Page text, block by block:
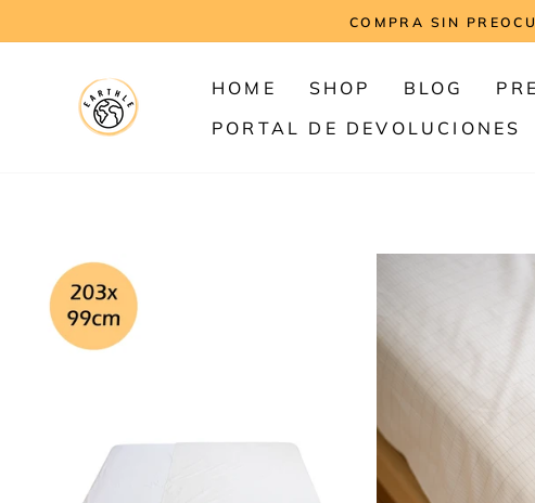
COMPRA SIN
HOME SHOP BLOG
PORTAL DE DEVOLUCIONES